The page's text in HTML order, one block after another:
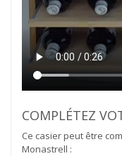
COMPLÉTEZ
Ce casier peut être
Monastrell :